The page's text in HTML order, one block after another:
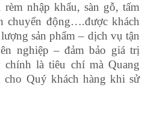
nhập khẩu, sàn gỗ, tấm
chuyển động….được khách
sản phẩm – dịch vụ tận
nghiệp – đảm bảo giá trị
chính là tiêu chí mà Quang
Quý khách hàng khi sử